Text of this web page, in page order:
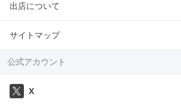
出店について
サイトマップ
公式アカウント
X